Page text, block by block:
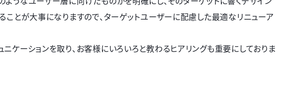
ことが大事になりますので、ターゲットユーザーに配慮した最適なリニューア
ケーションを取り、お客様にいろいろと教わるヒアリングも重要にしておりま